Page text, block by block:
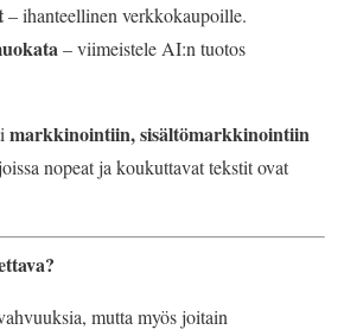
– ihanteellinen verkkokaupoille.
– viimeistele AI:n tuotos
markkinointiin, sisältömarkkinointiin
nopeat ja koukuttavat tekstit ovat
mutta myös joitain